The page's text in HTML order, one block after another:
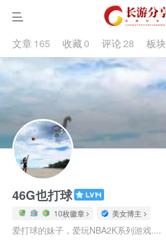
46G也打球
10枚徽章 美女博主
爱打球的妹子，爱玩NBA2K系列游戏....
文章165 收藏 0 评论28 板块